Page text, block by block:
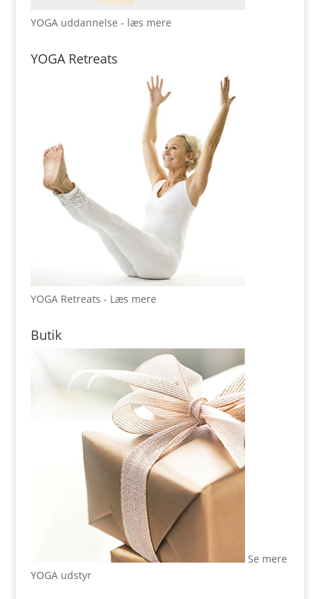
YOGA uddannelse - læs mere
YOGA Retreats
YOGA Retreats - Læs mere
Butik
Se mere
YOGA udstyr